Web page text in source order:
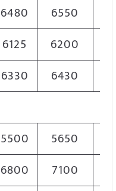
6480 6550
6125 6200
6330 6430
5500 5650
6800 7100